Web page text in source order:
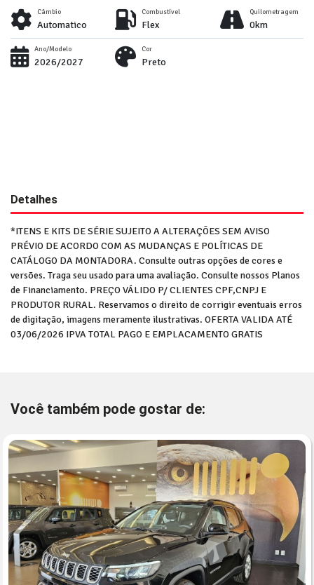
Câmbio
Automatico
Combustível
Flex
Quilometragem
0km
Ano/Modelo
2026/2027
Cor
Preto
Detalhes
*ITENS E KITS DE SÉRIE SUJEITO A ALTERAÇÕES SEM AVISO
PRÉVIO DE ACORDO COM AS MUDANÇAS E POLÍTICAS DE
CATÁLOGO DA MONTADORA. Consulte outras opções de cores e
versões. Traga seu usado para uma avaliação. Consulte nossos Planos
de Financiamento. PREÇO VÁLIDO P/ CLIENTES CPF,CNPJ E
PRODUTOR RURAL. Reservamos o direito de corrigir eventuais erros
de digitação, imagens meramente ilustrativas. OFERTA VALIDA ATÉ
03/06/2026 IPVA TOTAL PAGO E EMPLACAMENTO GRATIS
Você também pode gostar de: